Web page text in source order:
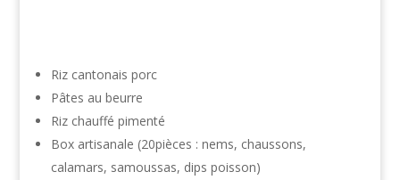
Riz cantonais porc
Pâtes au beurre
Riz chauffé pimenté
Box artisanale (20pièces : nems, chaussons,
calamars, samoussas, dips poisson)